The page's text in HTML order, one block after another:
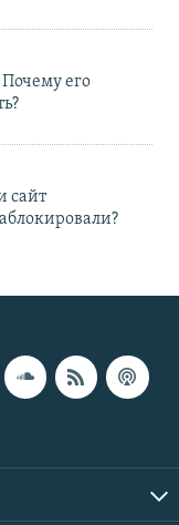
его
сайт